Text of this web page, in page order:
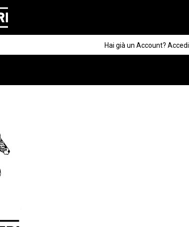
Hai già un Account? Accedi